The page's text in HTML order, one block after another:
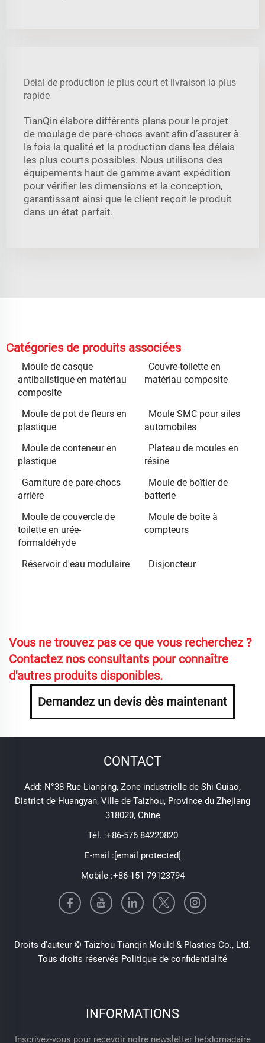
Délai de production le plus court et livraison la plus
rapide
TianQin élabore différents plans pour le projet
de moulage de pare-chocs avant afin d’assurer à
la fois la qualité et la production dans les délais
les plus courts possibles. Nous utilisons des
équipements haut de gamme avant expédition
pour vérifier les dimensions et la conception,
garantissant ainsi que le client reçoit le produit
dans un état parfait.
Catégories de produits associées
Moule de casque
antibalistique en matériau
composite
Couvre-toilette en
matériau composite
Moule de pot de fleurs en
plastique
Moule SMC pour ailes
automobiles
Moule de conteneur en
plastique
Plateau de moules en
résine
Garniture de pare-chocs
arrière
Moule de boîtier de
batterie
Moule de couvercle de
toilette en urée-
formaldéhyde
Moule de boîte à
compteurs
Réservoir d'eau modulaire Disjoncteur
Vous ne trouvez pas ce que vous recherchez ?
Contactez nos consultants pour connaître
d'autres produits disponibles.
Demandez un devis dès maintenant
CONTACT
Add: N°38 Rue Lianping, Zone industrielle de Shi Guiao,
District de Huangyan, Ville de Taizhou, Province du Zhejiang
318020, Chine
Tél. :+86-576 84220820
E-mail :[email protected]
Mobile :+86-151 79123794
Droits d'auteur © Taizhou Tianqin Mould & Plastics Co., Ltd.
Tous droits réservés Politique de confidentialité
INFORMATIONS
Inscrivez-vous pour recevoir notre newsletter hebdomadaire